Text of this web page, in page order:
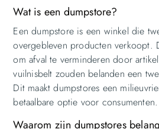
Wat is een dumpstore?
Een dumpstore is een winkel die
overgebleven producten verkoopt.
om afval te verminderen door
vuilnisbelt zouden belanden een
Dit maakt dumpstores een
betaalbare optie voor consumenten.
Waarom zijn dumpstores